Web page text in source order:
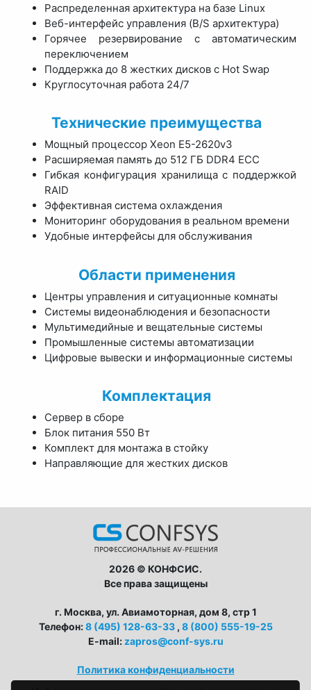
Распределенная архитектура на базе Linux
Веб-интерфейс управления (B/S архитектура)
Горячее резервирование с автоматическим
переключением
Поддержка до 8 жестких дисков с Hot Swap
Круглосуточная работа 24/7
Технические преимущества
Мощный процессор Xeon E5-2620v3
Расширяемая память до 512 ГБ DDR4 ECC
Гибкая конфигурация хранилища с поддержкой
RAID
Эффективная система охлаждения
Мониторинг оборудования в реальном времени
Удобные интерфейсы для обслуживания
Области применения
Центры управления и ситуационные комнаты
Системы видеонаблюдения и безопасности
Мультимедийные и вещательные системы
Промышленные системы автоматизации
Цифровые вывески и информационные системы
Комплектация
Сервер в сборе
Блок питания 550 Вт
Комплект для монтажа в стойку
Направляющие для жестких дисков
2026 © КОНФСИС.
Все права защищены
г. Москва, ул. Авиамоторная, дом 8, стр 1
Телефон:8 (495) 128-63-33 , 8 (800) 555-19-25
E-mail: zapros@conf-sys.ru
Политика конфиденциальности